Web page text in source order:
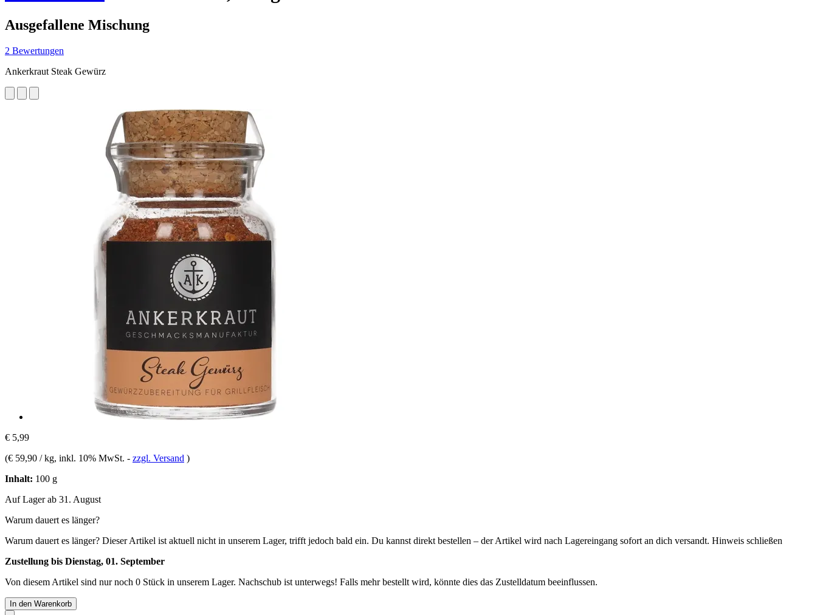
Ausgefallene Mischung
2 Bewertungen
Ankerkraut Steak Gewürz
€ 5,99
(€ 59,90 / kg, inkl. 10% MwSt. - zzgl. Versand )
Inhalt: 100 g
Auf Lager ab 31. August
Warum dauert es länger?
Warum dauert es länger? Dieser Artikel ist aktuell nicht in unserem Lager, trifft jedoch bald ein. Du kannst direkt bestellen – der Artikel wird nach Lagereingang sofort an dich versandt. Hinweis schließen
Zustellung bis Dienstag, 01. September
Von diesem Artikel sind nur noch 0 Stück in unserem Lager. Nachschub ist unterwegs! Falls mehr bestellt wird, könnte dies das Zustelldatum beeinflussen.
In den Warenkorb